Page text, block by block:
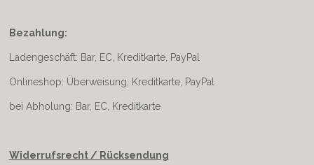
Bezahlung:
Ladengeschäft: Bar, EC, Kreditkarte, PayPal
Onlineshop: Überweisung, Kreditkarte, PayPal
bei Abholung: Bar, EC, Kreditkarte
Widerrufsrecht / Rücksendung